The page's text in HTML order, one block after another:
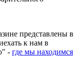
представлены в
к нам в
- где мы находимся